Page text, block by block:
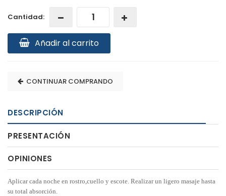
Cantidad:
Añadir al carrito
CONTINUAR COMPRANDO
DESCRIPCIÓN
PRESENTACIÓN
OPINIONES
Aplicar cada noche en rostro,cuello y escote. Realizar un ligero masaje hasta
su total absorción.